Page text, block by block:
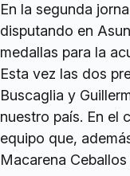
En la segunda
disputando en
medallas para la
Esta vez las dos
Buscaglia y
nuestro país. En el
equipo que,
Macarena